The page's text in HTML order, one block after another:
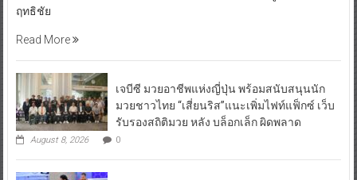
ฤทธิชัย
Read More
เจบีซี มวยอาชีพแห่งญี่ปุ่น พร้อมสนับสนุนนัก
มวยชาวไทย “เสี่ยนริส”แนะเพิ่มไฟท์แฟ็กซ์ เว็บ
รับรองสถิติมวย หลัง บล็อกเล็ก ผิดพลาด
August 8, 2026 0